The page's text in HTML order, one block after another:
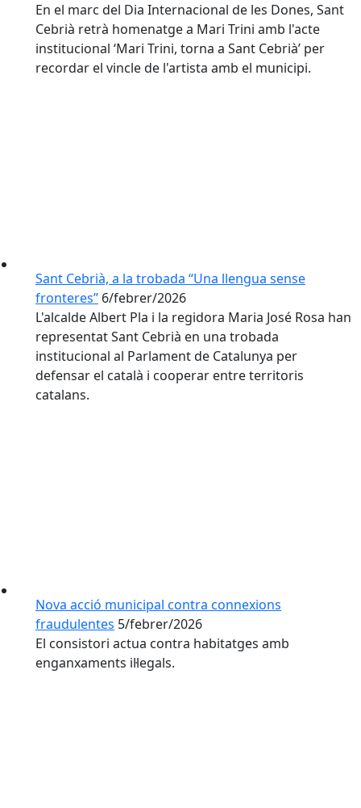
En el marc del Dia Internacional de les Dones, Sant
Cebrià retrà homenatge a Mari Trini amb l'acte
institucional ‘Mari Trini, torna a Sant Cebrià’ per
recordar el vincle de l'artista amb el municipi.
Sant Cebrià, a la trobada “Una llengua sense
fronteres” 6/febrer/2026
L'alcalde Albert Pla i la regidora Maria José Rosa han
representat Sant Cebrià en una trobada
institucional al Parlament de Catalunya per
defensar el català i cooperar entre territoris
catalans.
Nova acció municipal contra connexions
fraudulentes 5/febrer/2026
El consistori actua contra habitatges amb
enganxaments il·legals.